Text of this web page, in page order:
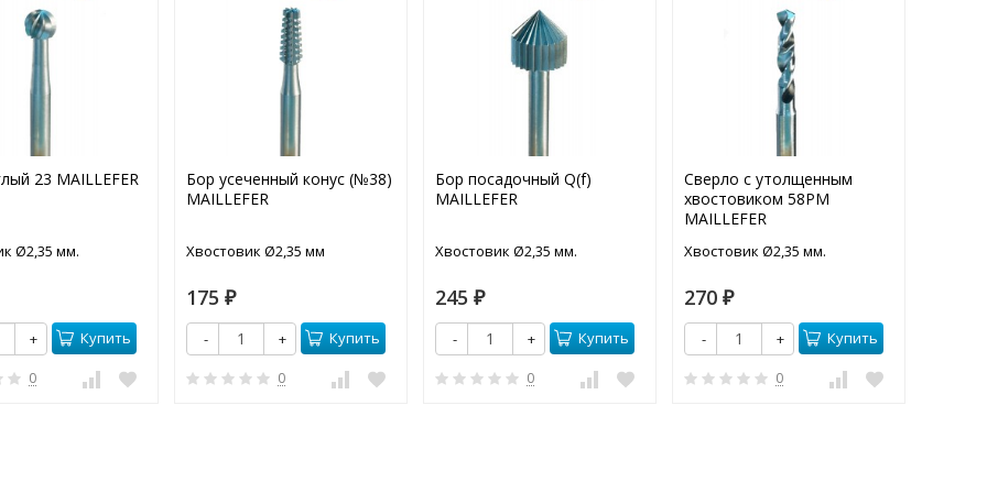
23 MAILLEFER
Ø2,35 мм.
+ Купить
0
Бор усеченный конус (№38)
MAILLEFER
Хвостовик Ø2,35 мм
175 ₽
- + Купить
0
Бор посадочный Q(f)
MAILLEFER
Хвостовик Ø2,35 мм.
245 ₽
- + Купить
0
Сверло с утолщенным
хвостовиком 58PM
MAILLEFER
Хвостовик Ø2,35 мм.
270 ₽
- + Купить
0